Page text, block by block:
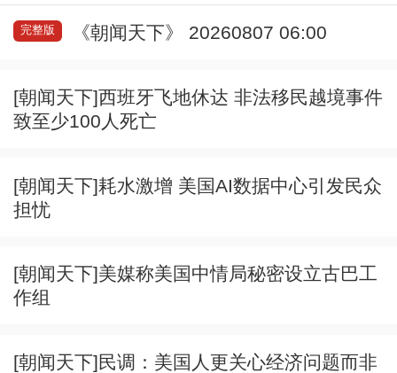
掃一掃下載 掃一掃關注 掃一掃關注
完整版 《朝闻天下》 20260807 06:00
[朝闻天下]西班牙飞地休达 非法移民越境事件
致至少100人死亡
[朝闻天下]耗水激增 美国AI数据中心引发民众
担忧
[朝闻天下]美媒称美国中情局秘密设立古巴工
作组
[朝闻天下]民调：美国人更关心经济问题而非